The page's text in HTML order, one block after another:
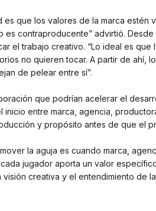
es que los valores de la marca
es contraproducente” advirtió.
el trabajo creativo. “Lo ideal es
no quieren tocar. A partir de ahí,
de pelear entre sí”.
que podrían acelerar el
inicio entre marca, agencia,
y propósito antes de que el
la aguja es cuando marca,
jugador aporta un valor
visión creativa y el entendimiento de